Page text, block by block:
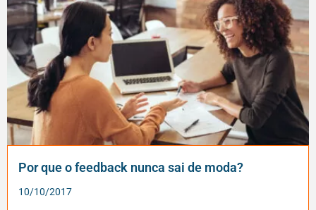
Por que o feedback nunca sai de moda?
10/10/2017